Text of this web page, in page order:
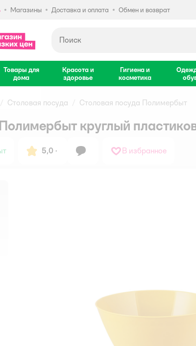
доставки.
Магазины Доставка и оплата Обмен и возврат
Товары для
дома
Красота и
здоровье
Гигиена и
косметика
Столовая посуда Столовая посуда Полимербыт
круглый
5,0 · В избранное